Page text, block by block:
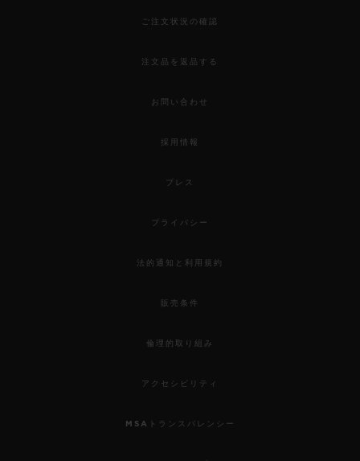
ご注文状況の確認
注文品を返品する
お問い合わせ
採用情報
プレス
プライバシー
法的通知と利用規約
販売条件
倫理的取り組み
アクセシビリティ
MSAトランスパレンシー